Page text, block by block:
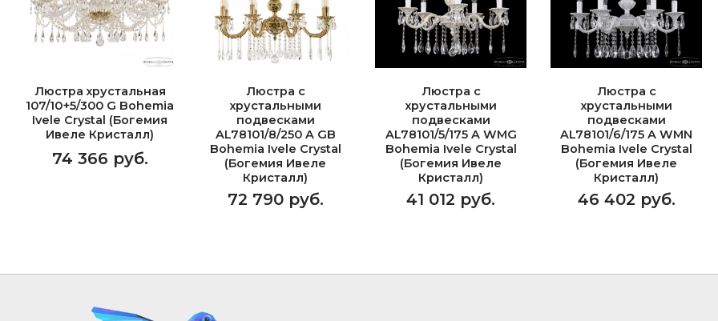
Люстра хрустальная
107/10+5/300 G Bohemia
Ivele Crystal (Богемия
Ивеле Кристалл)
74 366 руб.
Люстра с
хрустальными
подвесками
AL78101/8/250 A GB
Bohemia Ivele Crystal
(Богемия Ивеле
Кристалл)
72 790 руб.
Люстра с
хрустальными
подвесками
AL78101/5/175 A WMG
Bohemia Ivele Crystal
(Богемия Ивеле
Кристалл)
41 012 руб.
Люстра с
хрустальными
подвесками
AL78101/6/175 A WMN
Bohemia Ivele Crystal
(Богемия Ивеле
Кристалл)
46 402 руб.